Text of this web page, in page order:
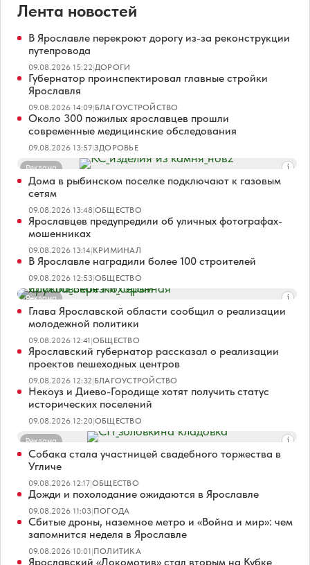
Лента новостей
В Ярославле перекроют дорогу из-за реконструкции
путепровода
09.08.2026 15:22|ДОРОГИ
Губернатор проинспектировал главные стройки
Ярославля
09.08.2026 14:09|БЛАГОУСТРОЙСТВО
Около 300 пожилых ярославцев прошли
современные медицинские обследования
09.08.2026 13:57|ЗДОРОВЬЕ
Реклама
Дома в рыбинском поселке подключают к газовым
сетям
09.08.2026 13:48|ОБЩЕСТВО
Ярославцев предупредили об уличных фотографах-
мошенниках
09.08.2026 13:14|КРИМИНАЛ
В Ярославле наградили более 100 строителей
09.08.2026 12:53|ОБЩЕСТВО
Реклама
Глава Ярославской области сообщил о реализации
молодежной политики
09.08.2026 12:41|ОБЩЕСТВО
Ярославский губернатор рассказал о реализации
проектов пешеходных центров
09.08.2026 12:32|БЛАГОУСТРОЙСТВО
Некоуз и Диево-Городище хотят получить статус
исторических поселений
09.08.2026 12:20|ОБЩЕСТВО
Реклама
Собака стала участницей свадебного торжества в
Угличе
09.08.2026 12:17|ОБЩЕСТВО
Дожди и похолодание ожидаются в Ярославле
09.08.2026 11:03|ПОГОДА
Сбитые дроны, наземное метро и «Война и мир»: чем
запомнится неделя в Ярославле
09.08.2026 10:01|ПОЛИТИКА
Ярославский «Локомотив» стал вторым на Кубке